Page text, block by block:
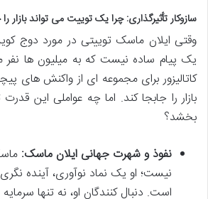
سازوکار تأثیرگذاری: چرا یک توییت می تواند بازار
وقتی ایلان ماسک توییتی در مورد دوج
یک پیام ساده نیست که به میلیون ها
کاتالیزور برای مجموعه ای از واکنش های
بازار را جابجا کند. اما چه عواملی این قدرت
بخشد؟
نفوذ و شهرت جهانی ایلان ماسک:
نیست؛ او یک نماد نوآوری، آینده
است. دنبال کنندگان او، نه تنها سرمایه